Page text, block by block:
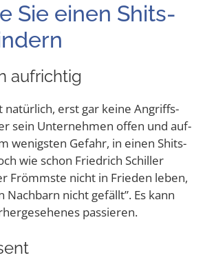
Sie einen Shit­s­
aufrichtig
natür­lich, erst gar kei­ne Angriffs­
sein Unter­neh­men offen und auf­
wenigs­ten Gefahr, in einen Shit­s­
wie schon Fried­rich Schil­ler
Frömms­te nicht in Frie­den leben,
nicht gefällt”. Es kann
passieren.